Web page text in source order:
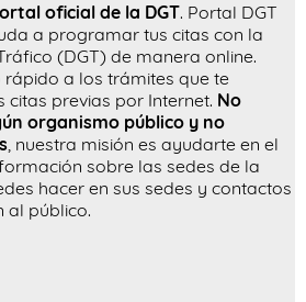
oficial de la DGT. Portal DGT
a programar tus citas con la
(DGT) de manera online.
a los trámites que te
citas previas por Internet. No
organismo público y no
, nuestra misión es ayudarte en el
sobre las sedes de la
hacer en sus sedes y contactos
al público.